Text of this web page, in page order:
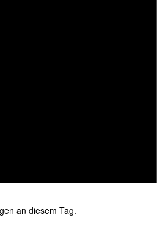
an diesem Tag.